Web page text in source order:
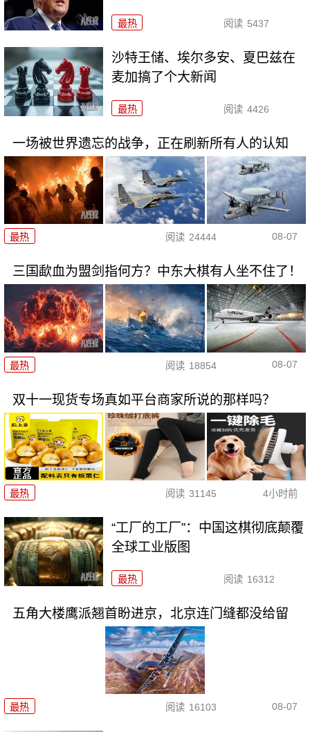
最热 阅读 5437
沙特王储、埃尔多安、夏巴兹在
麦加搞了个大新闻
最热 阅读 4426
一场被世界遗忘的战争，正在刷新所有人的认知
最热 阅读 24444 08-07
三国歃血为盟剑指何方？中东大棋有人坐不住了！
最热 阅读 18854 08-07
双十一现货专场真如平台商家所说的那样吗？
最热 阅读 31145 4小时前
“工厂的工厂”：中国这棋彻底颠覆
全球工业版图
最热 阅读 16312
五角大楼鹰派翘首盼进京，北京连门缝都没给留
最热 阅读 16103 08-07